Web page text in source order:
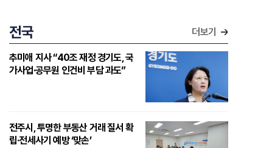
전국 더보기
추미애 지사 “40조 재정 경기도, 국
가사업·공무원 인건비 부담 과도”
전주시, 투명한 부동산 거래 질서 확
립·전세사기 예방 ‘맞손’